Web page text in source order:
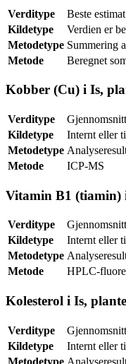
Verditype
Beste estimat
Kildetype
Verdien er
Metodetype Summering
Metode
Beregnet
Kobber (Cu) i Is,
Verditype
Kildetype
Internt eller
Metodetype
Metode
ICP-MS
Vitamin B1 (tiamin)
Verditype
Kildetype
Internt eller
Metodetype
Metode
HPLC-
Kolesterol i Is,
Verditype
Kildetype
Internt eller
Metodetype